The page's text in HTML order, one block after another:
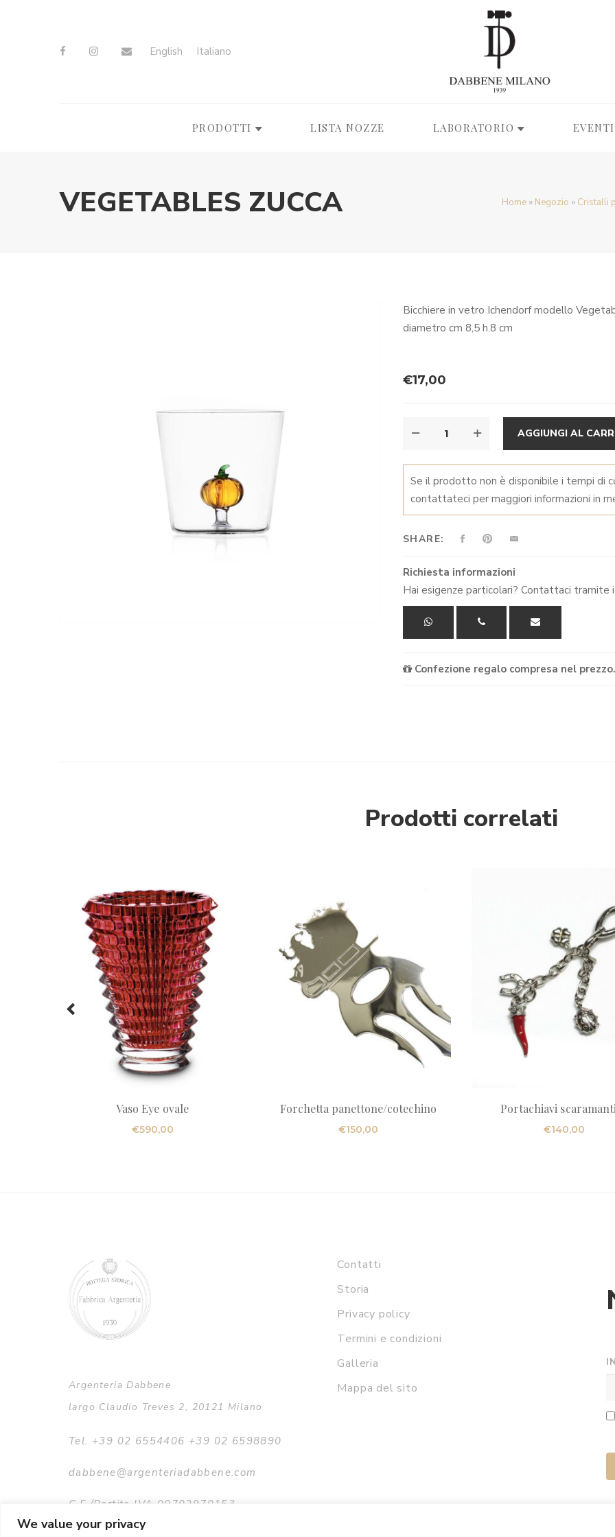
We value your privacy
English Italiano
PRODOTTI LISTA NOZZE LABORATORIO EVENTI
VEGETABLES ZUCCA Home » Negozio » Cristalli
Bicchiere in vetro Ichendorf modello
diametro cm 8,5 h.8 cm
€17,00
AGGIUNGI AL
Se il prodotto non è disponibile i tempi di
contattateci per maggiori informazioni in
SHARE:
Richiesta informazioni
Hai esigenze particolari? Contattaci tramite
Confezione regalo compresa nel prezzo.
Prodotti correlati
Vaso Eye ovale
€590,00
Forchetta panettone/cotechino
€150,00
Portachiavi
€140,00
Argenteria Dabbene
largo Claudio Treves 2, 20121 Milano
Tel. +39 02 6554406 +39 02 6598890
dabbene@argenteriadabbene.com
C.F./Partita IVA 00702970153
Contatti
Storia
Privacy policy
Termini e condizioni
Galleria
Mappa del sito